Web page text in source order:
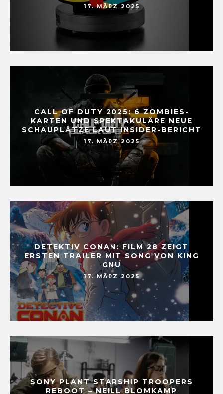
17. MÄRZ 2025
CALL OF DUTY 2025: 6 ZOMBIES-
KARTEN UND SPEKTAKULÄRE NEUE
SCHAUPLÄTZE LAUT INSIDER-BERICHT
17. MÄRZ 2025
DETEKTIV CONAN: FILM 28 ZEIGT
ERSTEN TRAILER MIT SONG VON KING
GNU
17. MÄRZ 2025
SONY PLANT STARSHIP TROOPERS
REBOOT – NEILL BLOMKAMP